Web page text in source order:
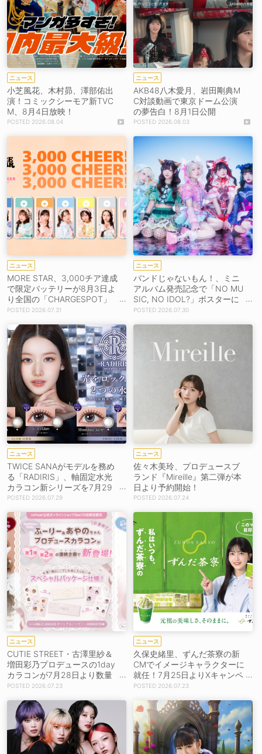
ニュース
小芝風花、木村昴、澤部佑出
演！コミックシーモア新TVC
M、8月4日放映！
2026.08.04
ニュース
AKB48八木愛月、岩田剛典M
C対談動画で東京ドーム公演
の夢告白！8月1日公開
2026.08.03
ニュース
MORE STAR、3,000チア達成
で限定バッテリーが8月3日よ
り全国の「CHARGESPOT」
に登場！2026.07.31
ニュース
バンドじゃないもん！、ミニ
アルバム発売記念で「NO MU
SIC, NO IDOL?」ポスターに
起用！ 2026.07.30
ニュース
TWICE SANAがモデルを務め
る「RADIRIS」、軸固定水光
カラコン新シリーズを7月29
日発売！2026.07.29
ニュース
佐々木美玲、プロデュースブ
ランド『Mireille』第二弾が本
日より予約開始！
2026.07.24
ニュース
CUTIE STREET・古澤里紗＆
増田彩乃プロデュースの1day
カラコンが7月28日より数量
限定発売！2026.07.23
ニュース
久保史緒里、ずんだ茶寮の新
CMでイメージキャラクターに
就任！7月25日よりXキャンペ
ーンも開始！
2026.07.23